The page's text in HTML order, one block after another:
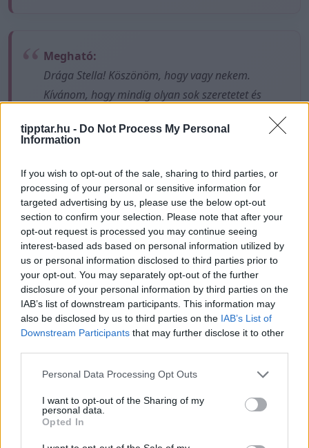
tipptar.hu - Do Not Process My Personal
Information
If you wish to opt-out of the sale, sharing to third parties, or
processing of your personal or sensitive information for
targeted advertising by us, please use the below opt-out
section to confirm your selection. Please note that after your
opt-out request is processed you may continue seeing
interest-based ads based on personal information utilized by
us or personal information disclosed to third parties prior to
your opt-out. You may separately opt-out of the further
disclosure of your personal information by third parties on the
IAB’s list of downstream participants. This information may
also be disclosed by us to third parties on the IAB’s List of
Downstream Participants that may further disclose it to other
Please note that this website/app uses one or more Google
not limited to your visit or usage behaviour. You may click to
grant or deny consent to Google and its third-party tags to
use your data for below specified purposes in below Google
consent section.
Personal Data Processing Opt Outs
I want to opt-out of the Sharing of my
personal data.
Opted In
Megható:
Drága Stella! Köszönöm, hogy vagy nekem.
Kívánom, hogy mindig olyan sok szeretetet és
másoknak. Boldog névnapot!
Ez is érdekelhet
GYAKRAN ISMÉTELT KÉRDÉSEK A